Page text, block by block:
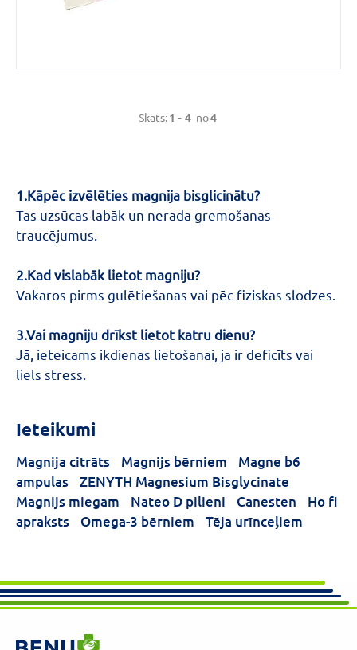
Skats:1 - 4 no4
1.Kāpēc izvēlēties magnija bisglicinātu?
Tas uzsūcas labāk un nerada gremošanas
traucējumus.
2.Kad vislabāk lietot magniju?
Vakaros pirms gulētiešanas vai pēc fiziskas slodzes.
3.Vai magniju drīkst lietot katru dienu?
Jā, ieteicams ikdienas lietošanai, ja ir deficīts vai
liels stress.
Ieteikumi
Magnija citrāts Magnijs bērniem
Magne b6
ampulas
ZENYTH Magnesium Bisglycinate
Magnijs miegam
Nateo D pilieni Canesten
Ho fi
apraksts
Omega-3 bērniem Tēja urīnceļiem